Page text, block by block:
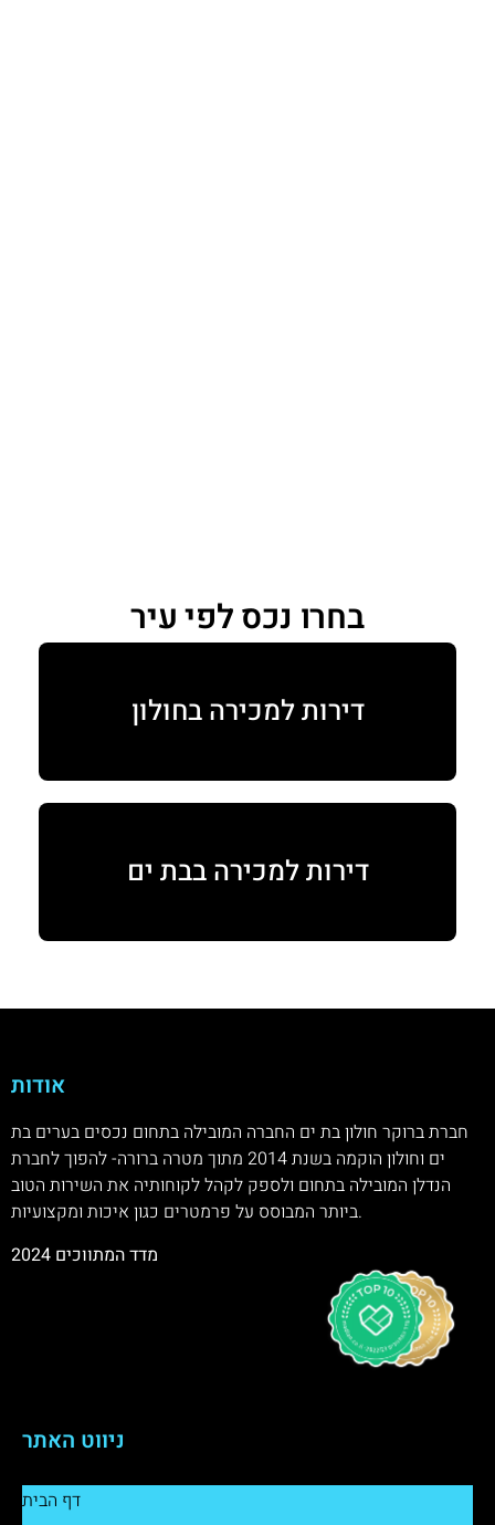
בחרו נכס לפי עיר
דירות למכירה בחולון
דירות למכירה בבת ים
אודות
חברת ברוקר חולון בת ים החברה המובילה בתחום נכסים בערים בת
ים וחולון הוקמה בשנת 2014 מתוך מטרה ברורה- להפוך לחברת
הנדלן המובילה בתחום ולספק לקהל לקוחותיה את השירות הטוב
ביותר המבוסס על פרמטרים כגון איכות ומקצועיות.
ניווט האתר
דף הבית